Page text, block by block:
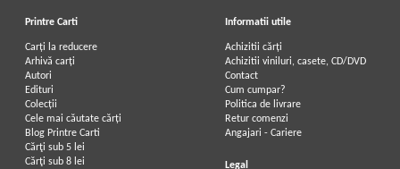
Printre Carti
Carți la reducere
Arhivă carți
Autori
Edituri
Colecții
Cele mai căutate cărți
Blog Printre Carti
Cărţi sub 5 lei
Cărţi sub 8 lei
Informatii utile
Achizitii cărți
Achizitii viniluri, casete, CD/DVD
Contact
Cum cumpar?
Politica de livrare
Retur comenzi
Angajari - Cariere
Legal